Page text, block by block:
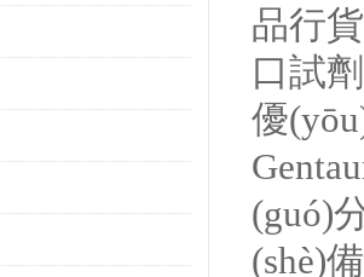
品行
口試劑
優
(guó)
(shè)